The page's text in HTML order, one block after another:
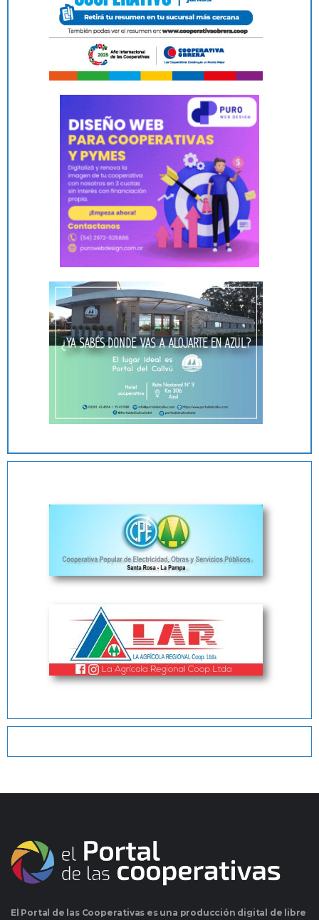
El Portal de las Cooperativas es una producción digital de libre